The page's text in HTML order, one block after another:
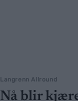
Langrenn Allround
Nå blir